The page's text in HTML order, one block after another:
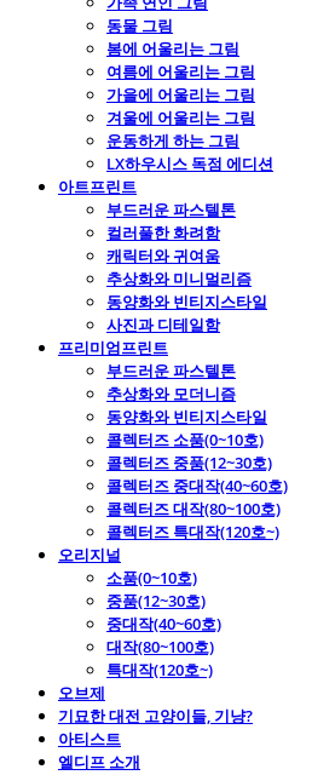
동물 그림
봄에 어울리는 그림
여름에 어울리는 그림
가을에 어울리는 그림
겨울에 어울리는 그림
운동하게 하는 그림
LX하우시스 독점 에디션
아트프린트
부드러운 파스텔톤
컬러풀한 화려함
캐릭터와 귀여움
추상화와 미니멀리즘
동양화와 빈티지스타일
사진과 디테일함
프리미엄프린트
부드러운 파스텔톤
추상화와 모더니즘
동양화와 빈티지스타일
콜렉터즈 소품(0~10호)
콜렉터즈 중품(12~30호)
콜렉터즈 중대작(40~60호)
콜렉터즈 대작(80~100호)
콜렉터즈 특대작(120호~)
오리지널
소품(0~10호)
중품(12~30호)
중대작(40~60호)
대작(80~100호)
특대작(120호~)
오브제
기묘한 대전 고양이들, 기냥?
아티스트
엘디프 소개